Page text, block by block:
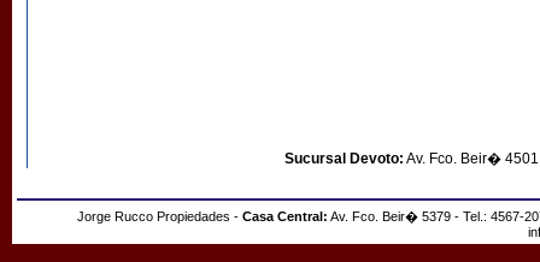
Sucursal Devoto: Av. Fco. Beir�
Jorge Rucco Propiedades - Casa Central: Av. Fco. Beir� 5379 - Tel.: 4567-